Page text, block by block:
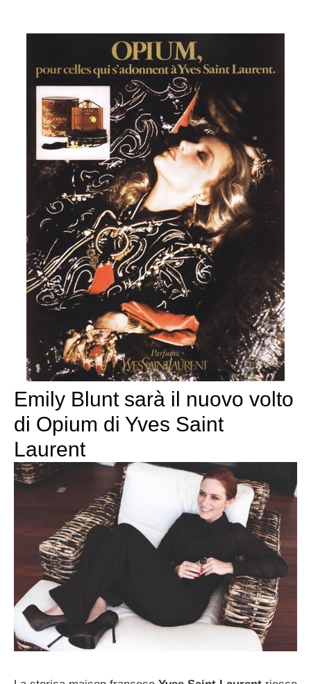
Emily Blunt sarà il nuovo volto
di Opium di Yves Saint
Laurent